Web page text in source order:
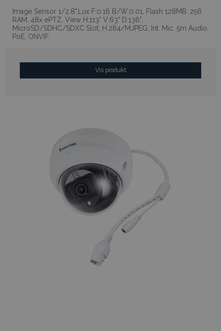
Image Sensor 1/2.8",Lux F:0.16 B/W:0.01, Flash 128MB, 256
RAM, 48x ePTZ, View H:113° V:63° D:136°,
MicroSD/SDHC/SDXC Slot, H.264/MJPEG, Int. Mic. 5m Audio,
PoE, ONVIF.
Vis produkt